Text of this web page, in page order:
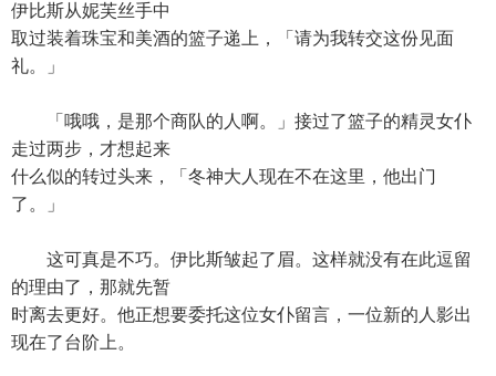
伊比斯从妮芙丝手中
取过装着珠宝和美酒的篮子递上，「请为我转交这份见面
礼。」
「哦哦，是那个商队的人啊。」接过了篮子的精灵女仆
走过两步，才想起来
什么似的转过头来，「冬神大人现在不在这里，他出门
了。」
这可真是不巧。伊比斯皱起了眉。这样就没有在此逗留
的理由了，那就先暂
时离去更好。他正想要委托这位女仆留言，一位新的人影出
现在了台阶上。